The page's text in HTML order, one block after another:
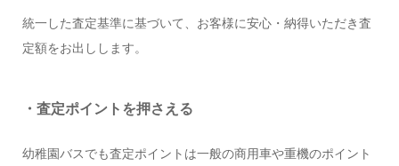
統一した査定基準に基づいて、お客様に安心・納得いただき査
定額をお出しします。
・査定ポイントを押さえる
幼稚園バスでも査定ポイントは一般の商用車や重機のポイント